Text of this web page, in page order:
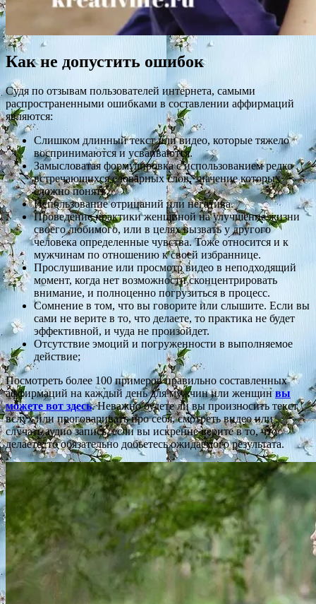
Как не допустить ошибок
Судя по отзывам пользователей интернета, самыми
распространенными ошибками в составлении аффирмаций
являются:
Слишком длинный текст или видео, которые тяжело
воспринимаются и усваиваются.
Замысловатая формулировка с использованием редко
встречающихся словарных слов, значение которых
сложно понять.
Использование отрицаний или негатива.
Проведение практики женщиной на улучшение жизни
своего любимого, или в целях вызвать у другого
человека определенные чувства. Тоже относится и к
мужчинам по отношению к своей избраннице.
Прослушивание или просмотр видео в неподходящий
момент, когда нет возможности сконцентрировать
внимание, и полноценно погрузиться в процесс.
Сомнение в том, что вы говорите или слышите. Если вы
сами не верите в то, что делаете, то практика не будет
эффективной, и чуда не произойдет.
Отсутствие эмоций и погруженности в выполняемое
действие;
Посмотреть более 100 примеров правильно составленных
аффирмаций на каждый день для мужчин или женщинвы
можете вот здесь. Неважно будете ли вы произносить текст
вслух или проговаривать про себя, смотреть видео или
случать аудио запись, если вы искренне верите в то, что
делаете, то обязательно добьетесь ожидаемого результата.